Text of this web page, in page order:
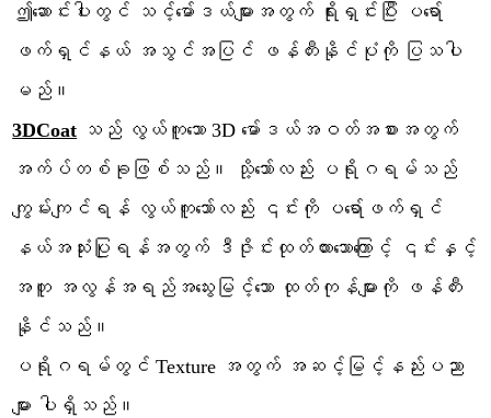
ဤဆောင်းပါးတွင် သင့်မော်ဒယ်များအတွက် ရိုးရှင်းပြီး ပရော်
ဖက်ရှင်နယ် အသွင်အပြင် ဖန်တီးနိုင်ပုံကို ပြသပါ
မည်။
3DCoat သည် လွယ်ကူသော 3D မော်ဒယ်အဝတ်အစားအတွက်
အက်ပ်တစ်ခုဖြစ်သည်။ သို့သော်လည်း ပရိုဂရမ်သည်
ကျွမ်းကျင်ရန် လွယ်ကူသော်လည်း ၎င်းကို ပရော်ဖက်ရှင်
နယ်အသုံးပြုရန်အတွက် ဒီဇိုင်းထုတ်ထားသောကြောင့် ၎င်းနှင့်
အတူ အလွန်အရည်အသွေးမြင့်သော ထုတ်ကုန်များကို ဖန်တီး
နိုင်သည်။
ပရိုဂရမ်တွင် Texture အတွက် အဆင့်မြင့်နည်းပညာ
များ ပါရှိသည်။